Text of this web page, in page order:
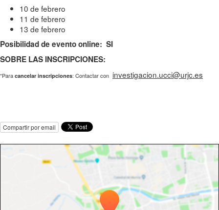
10 de febrero
11 de febrero
13 de febrero
Posibilidad de evento online: SI
SOBRE LAS INSCRIPCIONES:
*Para cancelar inscripciones: Contactar con investigacion.ucci@urjc.es
Compartir por email